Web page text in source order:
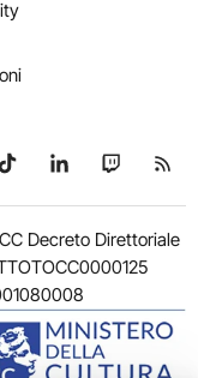
su Telegram
su TikTok
Seguici su
Seguici
Decreto Direttoriale